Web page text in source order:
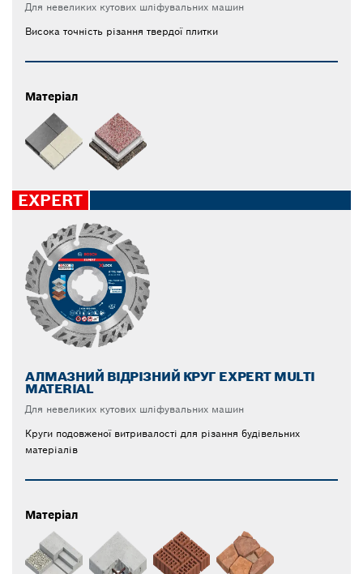
Для невеликих кутових шліфувальних машин
Висока точність різання твердої плитки
Матеріал
EXPERT
АЛМАЗНИЙ ВІДРІЗНИЙ КРУГ EXPERT MULTI
MATERIAL
Для невеликих кутових шліфувальних машин
Круги подовженої витривалості для різання будівельних
матеріалів
Матеріал